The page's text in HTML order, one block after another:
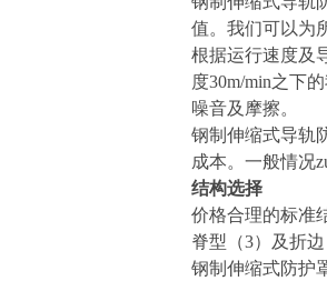
值。我们可以为
根据运行速度及
度30m/min之下
噪音及摩擦。
钢制伸缩式导轨
成本。一般情况
结构选择
价格合理的标准
脊型（3）及折
钢制伸缩式防护